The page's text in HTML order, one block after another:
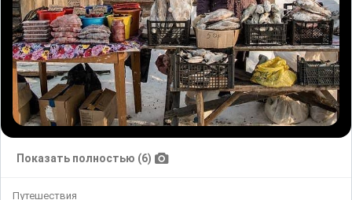
Показать полностью (6)
Путешествия